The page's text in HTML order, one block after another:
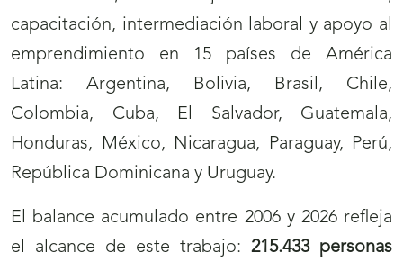
capacitación, intermediación laboral y apoyo al
emprendimiento en 15 países de América
Latina: Argentina, Bolivia, Brasil, Chile,
Colombia, Cuba, El Salvador, Guatemala,
Honduras, México, Nicaragua, Paraguay, Perú,
República Dominicana y Uruguay.
El balance acumulado entre 2006 y 2026 refleja
el alcance de este trabajo: 215.433 personas